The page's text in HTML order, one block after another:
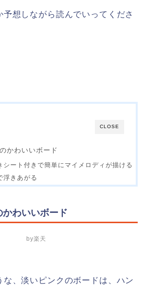
予想しながら読んでいってくださ
CLOSE
かわいいボード
シート付きで簡単にマイメロディが描ける
浮きあがる
わいいボード
by楽天
な、淡いピンクのボードは、ハン